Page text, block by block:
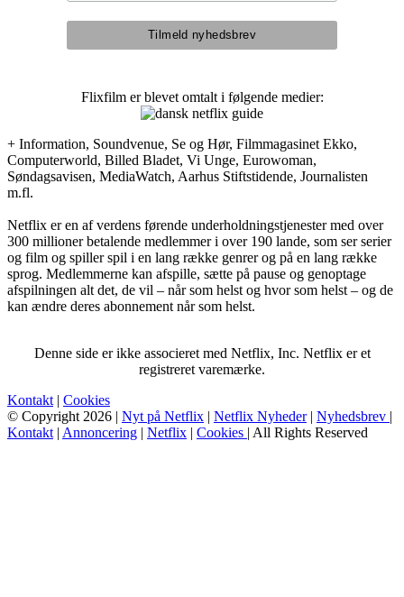
Flixfilm er blevet omtalt i følgende medier:
+ Information, Soundvenue, Se og Hør, Filmmagasinet Ekko,
Computerworld, Billed Bladet, Vi Unge, Eurowoman,
Søndagsavisen, MediaWatch, Aarhus Stiftstidende, Journalisten
m.fl.
Netflix er en af verdens førende underholdningstjenester med over
300 millioner betalende medlemmer i over 190 lande, som ser serier
og film og spiller spil i en lang række genrer og på en lang række
sprog. Medlemmerne kan afspille, sætte på pause og genoptage
afspilningen alt det, de vil – når som helst og hvor som helst – og de
kan ændre deres abonnement når som helst.
Denne side er ikke associeret med Netflix, Inc. Netflix er et
registreret varemærke.
Kontakt | Cookies
© Copyright 2026 | Nyt på Netflix | Netflix Nyheder| Nyhedsbrev |
Kontakt | Annoncering | Netflix | Cookies | All Rights Reserved